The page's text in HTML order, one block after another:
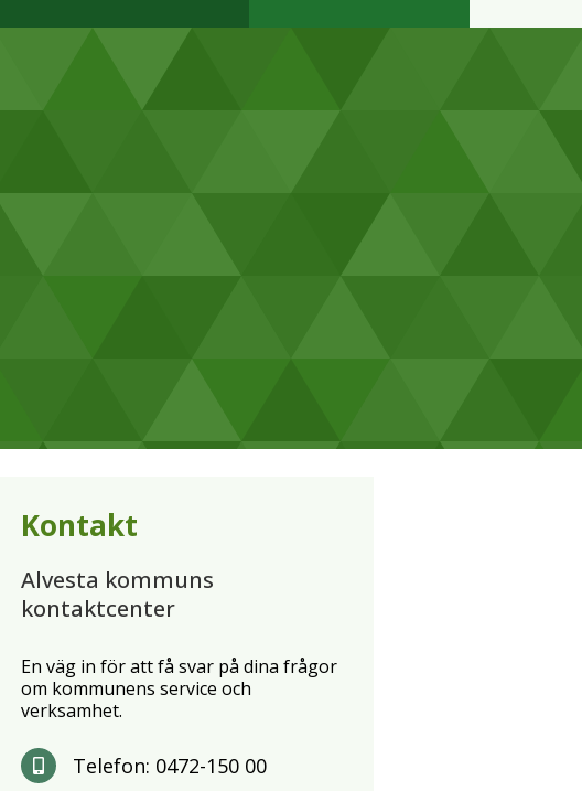
Kontakt
Alvesta kommuns
kontaktcenter
En väg in för att få svar på dina frågor
om kommunens service och
verksamhet.
Telefon: 0472-150 00